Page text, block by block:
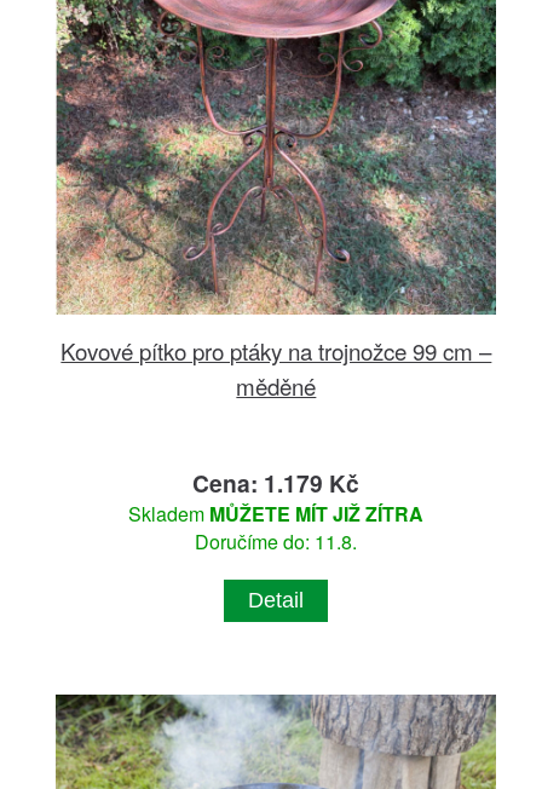
Kovové pítko pro ptáky na trojnožce 99 cm –
měděné
Cena: 1.179 Kč
Skladem MŮŽETE MÍT JIŽ ZÍTRA
Doručíme do: 11.8.
Detail